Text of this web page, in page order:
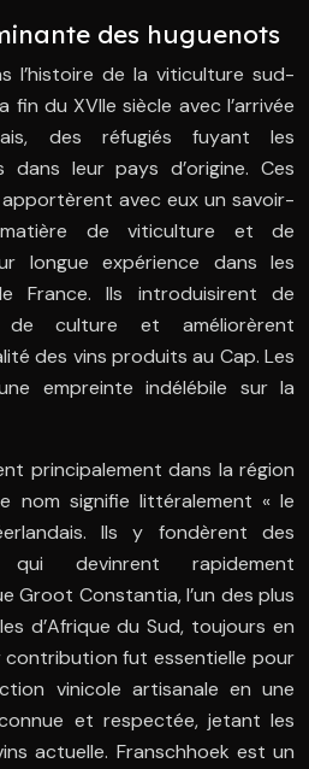
des huguenots
l’histoire de la viticulture sud-
du XVIIe siècle avec l’arrivée
des réfugiés fuyant les
dans leur pays d’origine. Ces
avec eux un savoir-
de viticulture et de
longue expérience dans les
France. Ils introduisirent de
de culture et améliorèrent
des vins produits au Cap. Les
empreinte indélébile sur la
principalement dans la région
nom signifie littéralement « le
Ils y fondèrent des
devinrent rapidement
Groot Constantia, l’un des plus
d’Afrique du Sud, toujours en
contribution fut essentielle pour
vinicole artisanale en une
et respectée, jetant les
actuelle. Franschhoek est un